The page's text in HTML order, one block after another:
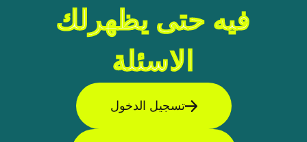
فيه حتى يظهرلك
الاسئلة
تسجيل الدخول